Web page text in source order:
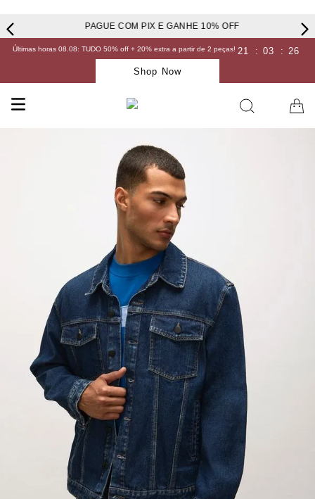
PAGUE COM PIX E GANHE 10% OFF
Últimas horas 08.08: TUDO 50% off + 20% extra a partir de 2 peças! 21 : 03 : 26
Shop Now